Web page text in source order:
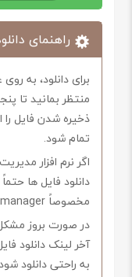
راهنمای
برای دانلود، به
منتظر بمانید تا
ذخیره شدن فایل را
تمام شود.
اگر نرم افزار
دانلود فایل ها
مخصوصاً internet download manager استفاده کنید.
در صورت بروز
آخر لینک دانلود
به راحتی دانلود